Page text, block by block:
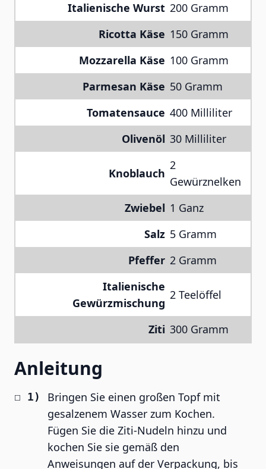
Italienische Wurst 200 Gramm
Ricotta Käse 150 Gramm
Mozzarella Käse 100 Gramm
Parmesan Käse 50 Gramm
Tomatensauce 400 Milliliter
Olivenöl 30 Milliliter
Knoblauch
2
Gewürznelken
Zwiebel 1 Ganz
Salz 5 Gramm
Pfeffer 2 Gramm
Italienische
Gewürzmischung
2 Teelöffel
Ziti 300 Gramm
Anleitung
Bringen Sie einen großen Topf mit
gesalzenem Wasser zum Kochen.
Fügen Sie die Ziti-Nudeln hinzu und
kochen Sie sie gemäß den
Anweisungen auf der Verpackung, bis